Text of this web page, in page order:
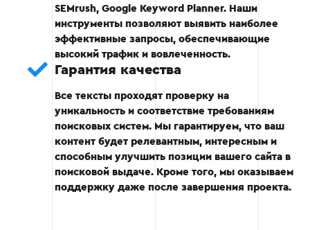
проверку.
Анализ текста на уникальность.
Проверка грамматики и стилистики.
Тестирование релевантности ключевых
слов.
Этап 4
SEMrush, Google Keyword Planner. Наши
инструменты позволяют выявить наиболее
эффективные запросы, обеспечивающие
высокий трафик и вовлеченность.
Гарантия качества
Все тексты проходят проверку на
уникальность и соответствие требованиям
поисковых систем. Мы гарантируем, что ваш
контент будет релевантным, интересным и
способным улучшить позиции вашего сайта в
поисковой выдаче. Кроме того, мы оказываем
поддержку даже после завершения проекта.